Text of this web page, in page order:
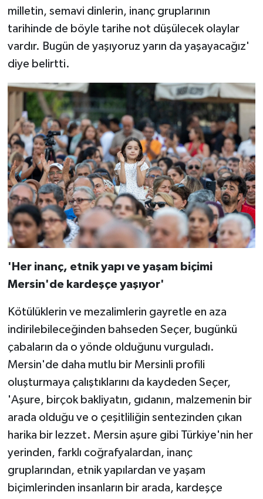
milletin, semavi dinlerin, inanç gruplarının
tarihinde de böyle tarihe not düşülecek olaylar
vardır. Bugün de yaşıyoruz yarın da yaşayacağız'
diye belirtti.
'Her inanç, etnik yapı ve yaşam biçimi
Mersin'de kardeşçe yaşıyor'
Kötülüklerin ve mezalimlerin gayretle en aza
indirilebileceğinden bahseden Seçer, bugünkü
çabaların da o yönde olduğunu vurguladı.
Mersin'de daha mutlu bir Mersinli profili
oluşturmaya çalıştıklarını da kaydeden Seçer,
'Aşure, birçok bakliyatın, gıdanın, malzemenin bir
arada olduğu ve o çeşitliliğin sentezinden çıkan
harika bir lezzet. Mersin aşure gibi Türkiye'nin her
yerinden, farklı coğrafyalardan, inanç
gruplarından, etnik yapılardan ve yaşam
biçimlerinden insanların bir arada, kardeşçe